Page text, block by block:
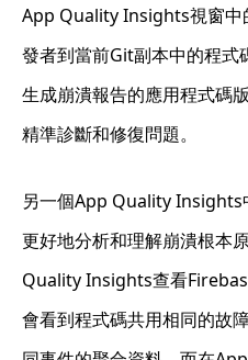
App Quality Insights視窗中
發者到當前Git副本中的程式
生成崩潰報告的應用程式碼
精準診斷和修復問題。
另一個App Quality Insights
更好地分析和理解崩潰根本
Quality Insights查看
會看到程式碼共用相同的故